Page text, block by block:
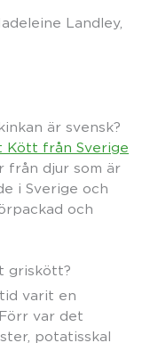
Landley,
är svensk?
Kött från Sverige
från djur som är
i Sverige och
och
griskött?
varit en
var det
potatisskal